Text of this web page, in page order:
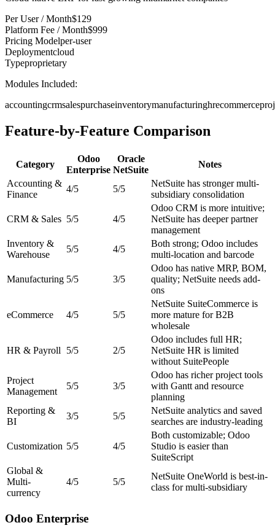
Per User / Month$129
Platform Fee / Month$999
Pricing Modelper-user
Deploymentcloud
Typeproprietary
Modules Included:
accountingcrmsalespurchaseinventorymanufacturinghrecommerce
Feature-by-Feature Comparison
Category
Odoo
Enterprise
Oracle
NetSuite
Notes
Accounting &
Finance
4/5 5/5
NetSuite has stronger multi-
subsidiary consolidation
CRM & Sales 5/5 4/5
Odoo CRM is more intuitive;
NetSuite has deeper partner
management
Inventory &
Warehouse
5/5 4/5
Both strong; Odoo includes
multi-location and barcode
Manufacturing 5/5 3/5
Odoo has native MRP, BOM,
quality; NetSuite needs add-
ons
eCommerce 4/5 5/5
NetSuite SuiteCommerce is
more mature for B2B
wholesale
HR & Payroll 5/5 2/5
Odoo includes full HR;
NetSuite HR is limited
without SuitePeople
Project
Management
5/5 3/5
Odoo has richer project tools
with Gantt and resource
planning
Reporting &
BI
3/5 5/5
NetSuite analytics and saved
searches are industry-leading
Customization 5/5 4/5
Both customizable; Odoo
Studio is easier than
SuiteScript
Global &
Multi-
currency
4/5 5/5
NetSuite OneWorld is best-in-
class for multi-subsidiary
Odoo Enterprise